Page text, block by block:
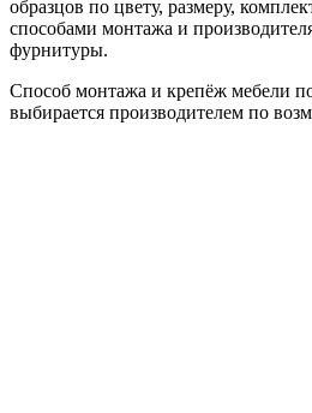
образцов по цвету, размеру,
способами монтажа и
фурнитуры.
Способ монтажа и крепёж мебели
выбирается производителем по